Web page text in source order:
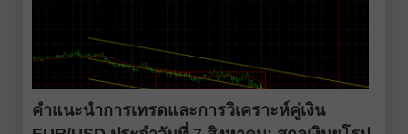
คำแนะนำการเทรดและการวิเคราะห์คู่เงิน